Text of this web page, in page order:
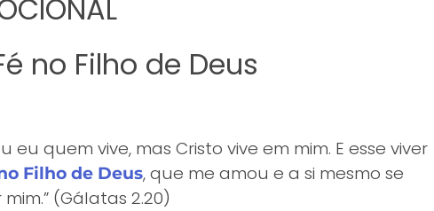
aumentar
ou
no Filho de Deus
quem vive, mas Cristo vive em mim. E esse viver
Filho de Deus, que me amou e a si mesmo se
(Gálatas 2.20)